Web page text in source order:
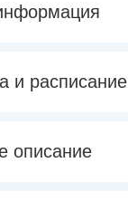
и расписание
описание